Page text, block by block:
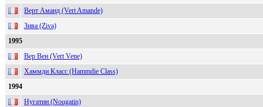
Верт Аманд (Vert Amande)
Зива (Ziva)
1995
Вер Вен (Vert Vene)
Хаммди Класс (Hammdie Class)
1994
Нугатин (Nougatin)